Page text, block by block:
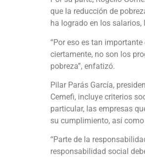
que la reducción de
ha logrado en los
“Por eso es tan
ciertamente, no son los
pobreza”, enfatizó.
Pilar Parás García,
Cemefi, incluye criterios
particular, las empresas
su cumplimiento, así
“Parte de la
responsabilidad social